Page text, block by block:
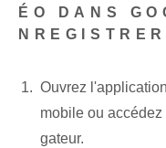
ÉO DANS
Ouvrez
mobile ou
gateur.